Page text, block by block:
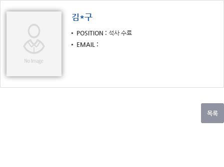
김*구
POSITION
석사 수료
EMAIL